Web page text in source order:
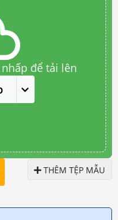
để tải lên
THÊM TỆP MẪU